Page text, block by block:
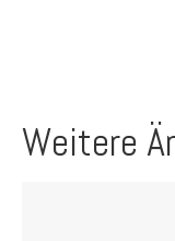
Weitere